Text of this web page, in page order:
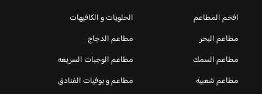
افخم المطاعم
الحلويات و الكافيهات ‎
مطاعم البحر
مطاعم الدجاج
مطاعم السمك
مطاعم الوجبات السريعه
مطاعم شعبية
مطاعم و بوفيات الفنادق